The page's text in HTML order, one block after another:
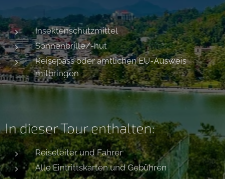
Insektenschutzmittel
Sonnenbrille/-hut
Reisepass oder amtlichen EU-Ausweis
mitbringen
In dieser Tour enthalten:
Reiseleiter und Fahrer
Alle Eintrittskarten und Gebühren